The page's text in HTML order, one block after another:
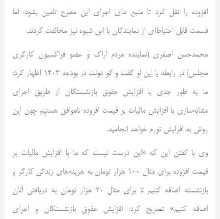
افزوده را نقل کرد تا منبع های اجرای این مطرح تامین بشود، اما
قسمت قابل احتیاط‌ای از نمایندگان با این شیوه نیز مخالفت کردند.
محمدحسن آصفری (نماینده مردم اراک و عضو فراکسیون کارگری
مجلس) در رابطه با این او گفت و گو دولت در بودجه ۱۴۰۳ اظهار کرد:
ما به طور جدی با افزایش حقوق بازنشستگان از طریق اجرای
مشابه‌سازی با افزایش مالیات بر قیمت افزوده ناموافق هستیم چون این
روش به افزایش تورم خواهد انجامید.
وی با گفتن این که «این درست نیست که ما با افزایش مالیات بر
قیمت افزوده برای مثال ۱۰۰ هزار تومان به هزینه‌های زندگی کارگر و
بازنشسته اضافه کنیم تا برای مثال ۲۰ هزار تومان به دریافتی آنان
اضافه کنیم» تصریح کرد: افزایش حقوق بازنشستگان و اجرای